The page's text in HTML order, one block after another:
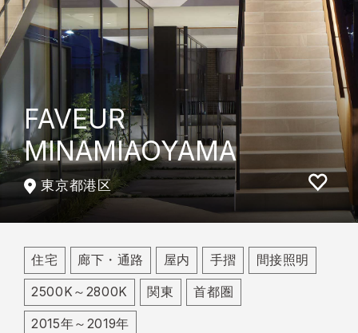
FAVEUR
MINAMIAOYAMA
東京都港区
住宅 廊下・通路 屋内 手摺 間接照明
2500K～2800K 関東 首都圏
2015年～2019年